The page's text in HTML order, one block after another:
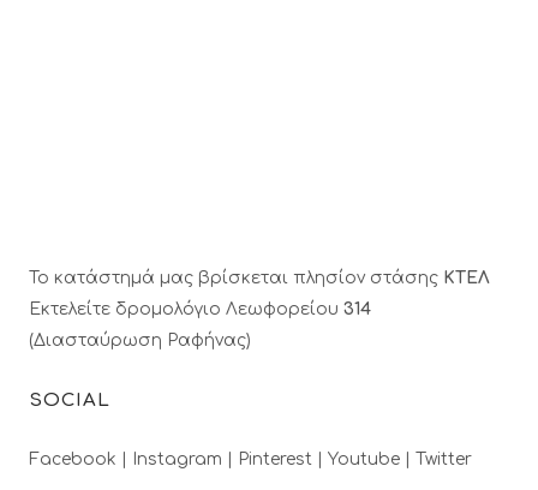
Το κατάστημά μας βρίσκεται πλησίον στάσης ΚΤΕΛ
Εκτελείτε δρομολόγιο Λεωφορείου 314
(Διασταύρωση Ραφήνας)
SOCIAL
Facebook | Instagram | Pinterest | Youtube | Twitter